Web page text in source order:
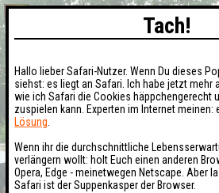
Tach!
Hallo lieber Safari-Nutzer. Wenn Du dieses
siehst: es liegt an Safari. Ich habe jetzt mehr
wie ich Safari die Cookies häppchengerecht
zuspielen kann. Experten im Internet meinen:
Lösung
Wenn ihr die durchschnittliche
verlängern wollt: holt Euch einen anderen
Opera, Edge - meinetwegen Netscape. Aber
Safari ist der Suppenkasper der Browser.